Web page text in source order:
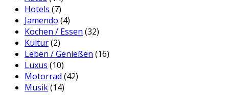
Hotels (7)
Jamendo (4)
Kochen / Essen (32)
Kultur(2)
Leben / Genießen (16)
Luxus (10)
Motorrad (42)
Musik(14)